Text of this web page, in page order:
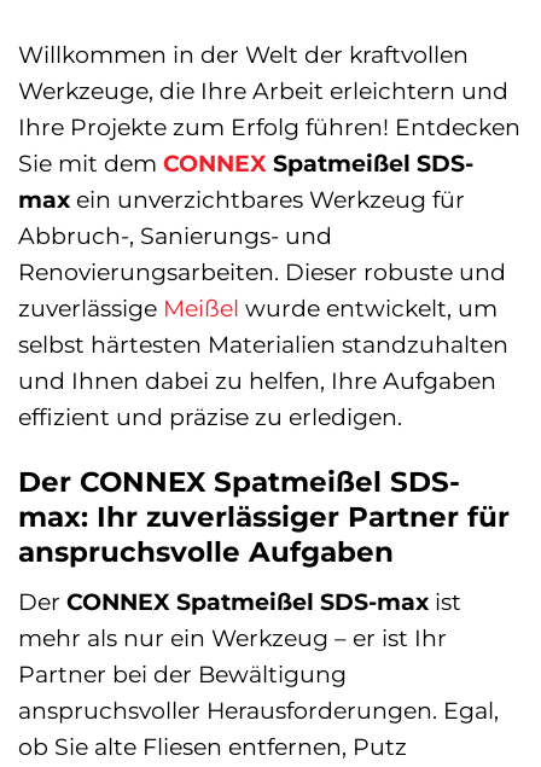
Willkommen in der Welt der kraftvollen
Werkzeuge, die Ihre Arbeit erleichtern und
Ihre Projekte zum Erfolg führen! Entdecken
Sie mit dem CONNEX Spatmeißel SDS-
max ein unverzichtbares Werkzeug für
Abbruch-, Sanierungs- und
Renovierungsarbeiten. Dieser robuste und
zuverlässige Meißel wurde entwickelt, um
selbst härtesten Materialien standzuhalten
und Ihnen dabei zu helfen, Ihre Aufgaben
effizient und präzise zu erledigen.
Der CONNEX Spatmeißel SDS-
max: Ihr zuverlässiger Partner für
anspruchsvolle Aufgaben
Der CONNEX Spatmeißel SDS-max ist
mehr als nur ein Werkzeug – er ist Ihr
Partner bei der Bewältigung
anspruchsvoller Herausforderungen. Egal,
ob Sie alte Fliesen entfernen, Putz